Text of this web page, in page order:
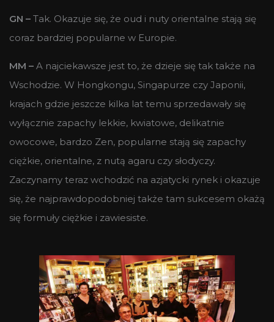
GN – Tak. Okazuje się, że oud i nuty orientalne stają się
coraz bardziej popularne w Europie.
MM – A najciekawsze jest to, że dzieje się tak także na
Wschodzie. W Hongkongu, Singapurze czy Japonii,
krajach gdzie jeszcze kilka lat temu sprzedawały się
wyłącznie zapachy lekkie, kwiatowe, delikatnie
owocowe, bardzo Zen, popularne stają się zapachy
ciężkie, orientalne, z nutą agaru czy słodyczy.
Zaczynamy teraz wchodzić na azjatycki rynek i okazuje
się, że najprawdopodobniej także tam sukcesem okażą
się formuły ciężkie i zawiesiste.